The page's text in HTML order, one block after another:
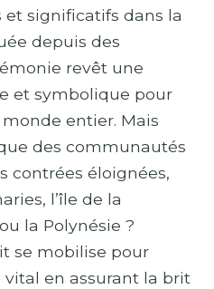
et significatifs dans la
depuis des
revêt une
et symbolique pour
entier. Mais
des communautés
contrées éloignées,
l’île de la
la Polynésie ?
se mobilise pour
en assurant la brit